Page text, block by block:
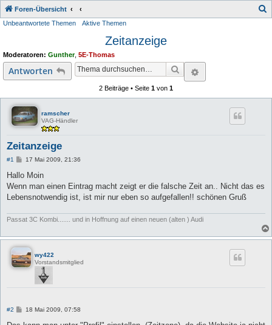
Foren-Übersicht
Unbeantwortete Themen Aktive Themen
Zeitanzeige
Moderatoren: Gunther, 5E-Thomas
Antworten Suche
2 Beiträge • Seite 1 von 1
ramscher
VAG-Händler
Zeitanzeige
#1
B
i
r
a
17 Mai 2009, 21:36
Hallo Moin
Wenn man einen Eintrag macht zeigt er die falsche Zeit an.. Nicht das es
Lebensnotwendig ist, ist mir nur eben so aufgefallen!! schönen Gruß
Passat 3C Kombi....... und in Hoffnung auf einen neuen (alten ) Audi
wy422
Vorstandsmitglied
#2
B
i
18 Mai 2009, 07:58